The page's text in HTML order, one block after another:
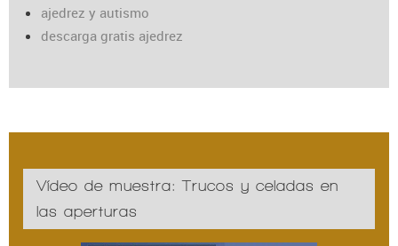
ajedrez y autismo
descarga gratis ajedrez
Vídeo de muestra: Trucos y celadas en
las aperturas